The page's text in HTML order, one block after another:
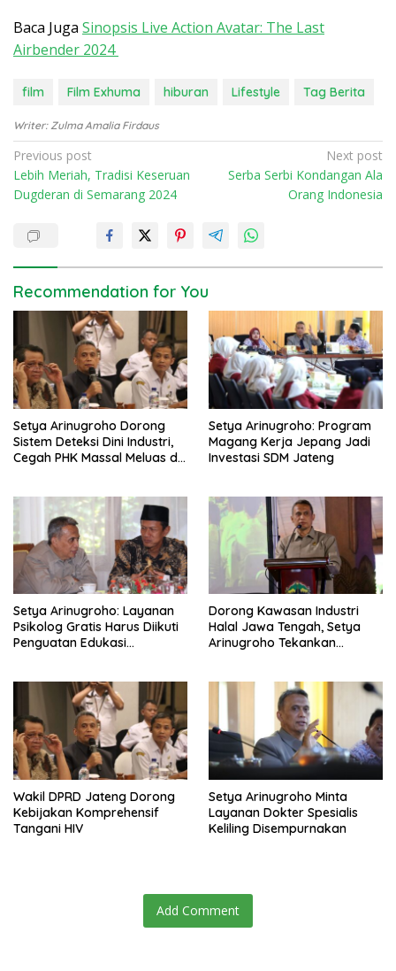
Baca Juga Sinopsis Live Action Avatar: The Last
Airbender 2024
film Film Exhuma hiburan Lifestyle Tag Berita
Writer: Zulma Amalia Firdaus
P
o
s
a
v
g
a
t
i
o
Previous post
Lebih Meriah, Tradisi Keseruan
Dugderan di Semarang 2024
Next post
Serba Serbi Kondangan Ala
Orang Indonesia
Recommendation for You
Setya Arinugroho Dorong
Sistem Deteksi Dini Industri,
Cegah PHK Massal Meluas di
Setya Arinugroho: Program
Magang Kerja Jepang Jadi
Investasi SDM Jateng
Setya Arinugroho: Layanan
Psikolog Gratis Harus Diikuti
Penguatan Edukasi
Dorong Kawasan Industri
Halal Jawa Tengah, Setya
Arinugroho Tekankan
Wakil DPRD Jateng Dorong
Kebijakan Komprehensif
Tangani HIV
Setya Arinugroho Minta
Layanan Dokter Spesialis
Keliling Disempurnakan
Add Comment